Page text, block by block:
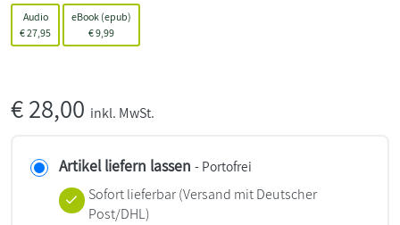
Audio
€27,95
eBook (epub)
€9,99
€28,00 inkl. MwSt.
Artikel liefern lassen - Portofrei
Sofort lieferbar(Versand mit Deutscher
Post/DHL)